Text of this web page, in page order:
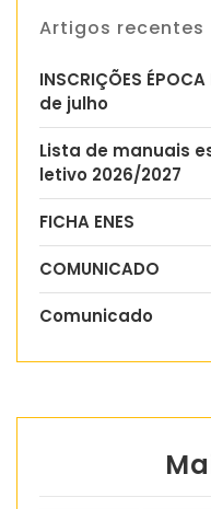
Artigos recentes
INSCRIÇÕES
de julho
Lista de manuais
letivo 2026/2027
FICHA ENES
COMUNICADO
Comunicado